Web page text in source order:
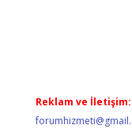
Reklam ve İletişim: